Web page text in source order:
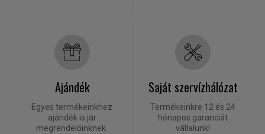
Ajándék
Egyes termékeinkhez
ajándék is jár
megrendelőinknek.
Saját szervízhálózat
Termékeinkre 12 és 24
hónapos garanciát
vállalunk!